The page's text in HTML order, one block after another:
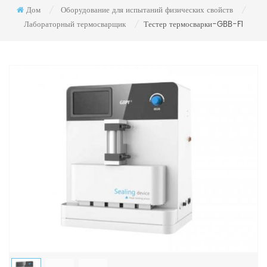
Дом Оборудование для испытаний физических свойств
Лабораторный термосварщик Тестер термосварки-GBB-F1